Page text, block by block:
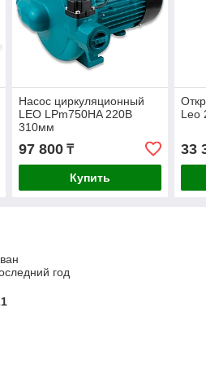
Насос циркуляционный
LEO LPm750HA 220В
310мм
97 800₸
Купить
Leo
33
год